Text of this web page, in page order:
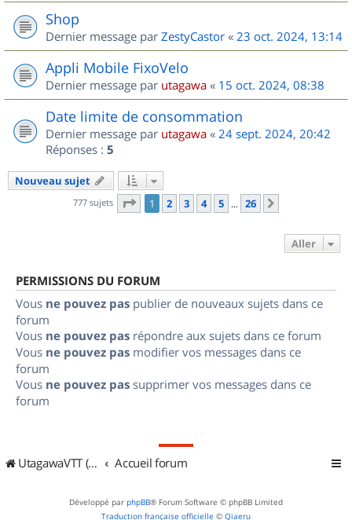
Shop
Dernier message par ZestyCastor « 23 oct. 2024, 13:14
Appli Mobile FixoVelo
Dernier message par utagawa « 15 oct. 2024, 08:38
Date limite de consommation
Dernier message par utagawa « 24 sept. 2024, 20:42
Réponses : 5
Nouveau sujet
777 sujets Page 1sur
1 2 3 4 5 … 26
Aller
PERMISSIONS DU FORUM
Vous ne pouvez pas publier de nouveaux sujets dans ce
forum
Vous ne pouvez pas répondre aux sujets dans ce forum
Vous ne pouvez pas modifier vos messages dans ce
forum
Vous ne pouvez pas supprimer vos messages dans ce
forum
UtagawaVTT (Randos VTT et VTTAE avec traces GPS) Accueil forum
Développé par phpBB® Forum Software © phpBB Limited
Traduction française officielle © Qiaeru